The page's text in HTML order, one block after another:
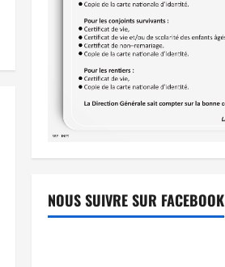
NOUS SUIVRE SUR FACEBOOK